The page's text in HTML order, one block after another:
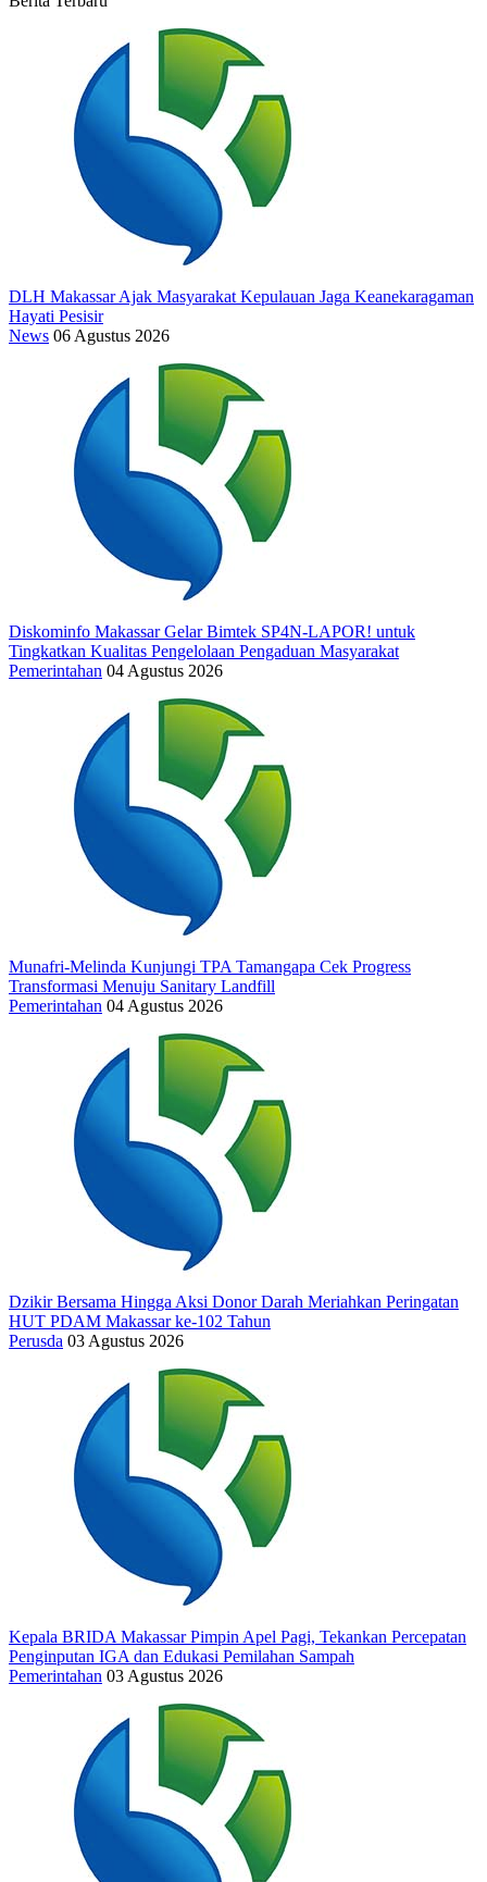
DLH Makassar Ajak Masyarakat Kepulauan Jaga Keanekaragaman
Hayati Pesisir
News 06 Agustus 2026
Diskominfo Makassar Gelar Bimtek SP4N-LAPOR! untuk
Tingkatkan Kualitas Pengelolaan Pengaduan Masyarakat
Pemerintahan 04 Agustus 2026
Munafri-Melinda Kunjungi TPA Tamangapa Cek Progress
Transformasi Menuju Sanitary Landfill
Pemerintahan 04 Agustus 2026
Dzikir Bersama Hingga Aksi Donor Darah Meriahkan Peringatan
HUT PDAM Makassar ke-102 Tahun
Perusda 03 Agustus 2026
Kepala BRIDA Makassar Pimpin Apel Pagi, Tekankan Percepatan
Penginputan IGA dan Edukasi Pemilahan Sampah
Pemerintahan 03 Agustus 2026